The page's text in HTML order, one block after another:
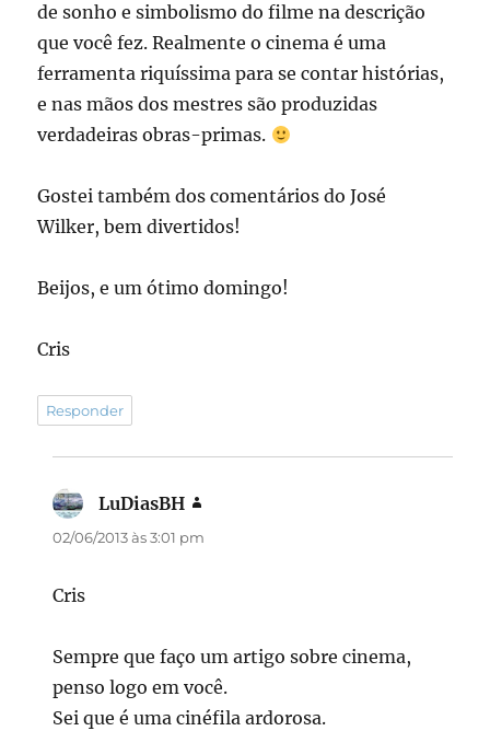
de sonho e simbolismo do filme na descrição
que você fez. Realmente o cinema é uma
ferramenta riquíssima para se contar histórias,
e nas mãos dos mestres são produzidas
verdadeiras obras-primas.
Gostei também dos comentários do José
Wilker, bem divertidos!
Beijos, e um ótimo domingo!
Cris
Responder
LuDiasBH
02/06/2013 às 3:01 pm
Cris
Sempre que faço um artigo sobre cinema,
penso logo em você.
Sei que é uma cinéfila ardorosa.